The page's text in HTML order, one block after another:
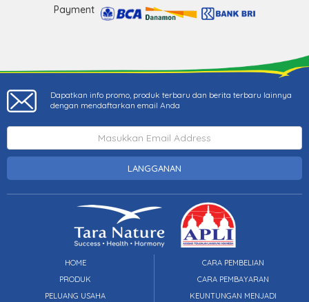
Payment
Dapatkan info promo, produk terbaru dan berita terbaru lainnya
dengan mendaftarkan email Anda
LANGGANAN
HOME
PRODUK
PELUANG USAHA
CARA PEMBELIAN
CARA PEMBAYARAN
KEUNTUNGAN MENJADI